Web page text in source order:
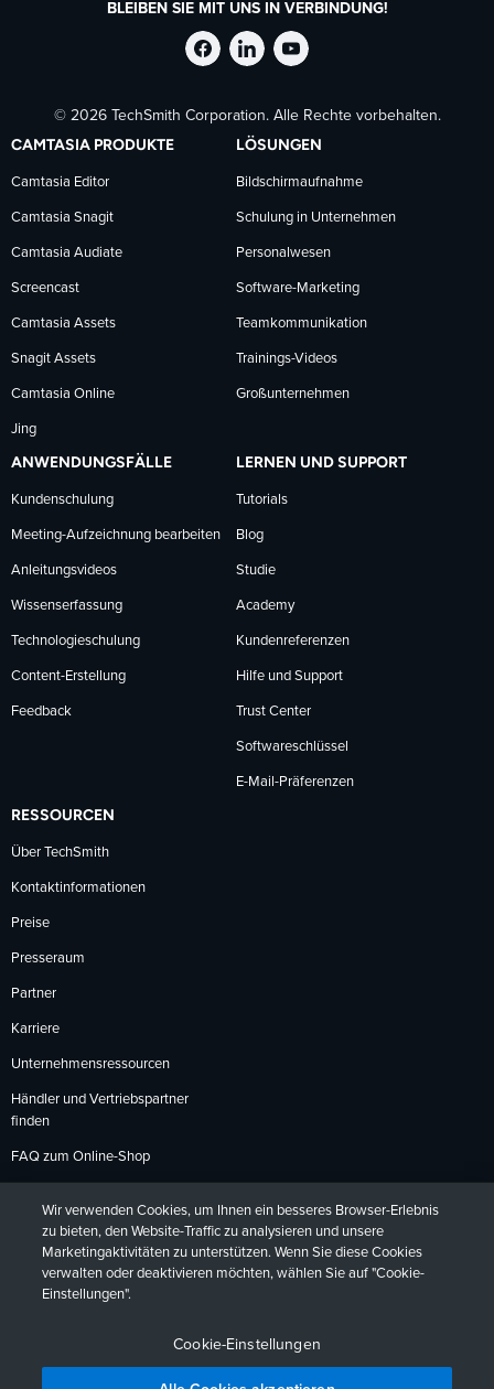
BLEIBEN SIE MIT UNS IN VERBINDUNG!
TechSmith
auf
Facebook
folgen
TechSmith
auf
LinkedIn
folgen
TechSmith
auf
YouTube
folgen
© 2026 TechSmith Corporation. Alle Rechte vorbehalten.
CAMTASIA PRODUKTE
Camtasia Editor
Camtasia Snagit
Camtasia Audiate
Screencast
Camtasia Assets
Snagit Assets
Camtasia Online
Jing
LÖSUNGEN
Bildschirmaufnahme
Schulung in Unternehmen
Personalwesen
Software-Marketing
Teamkommunikation
Trainings-Videos
Großunternehmen
ANWENDUNGSFÄLLE
Kundenschulung
Meeting-Aufzeichnung bearbeiten
Anleitungsvideos
Wissenserfassung
Technologieschulung
Content-Erstellung
Feedback
LERNEN UND SUPPORT
Tutorials
Blog
Studie
Academy
Kundenreferenzen
Hilfe und Support
Trust Center
Softwareschlüssel
E-Mail-Präferenzen
RESSOURCEN
Über TechSmith
Kontaktinformationen
Preise
Presseraum
Partner
Karriere
Unternehmensressourcen
Händler und Vertriebspartner
finden
FAQ zum Online-Shop
Rückgabebedingungen
DeutschFrançaisEspañol日本語
Wir verwenden Cookies, um Ihnen ein besseres Browser-Erlebnis
zu bieten, den Website-Traffic zu analysieren und unsere
Marketingaktivitäten zu unterstützen. Wenn Sie diese Cookies
verwalten oder deaktivieren möchten, wählen Sie auf "Cookie-
Einstellungen".
Cookie-Einstellungen